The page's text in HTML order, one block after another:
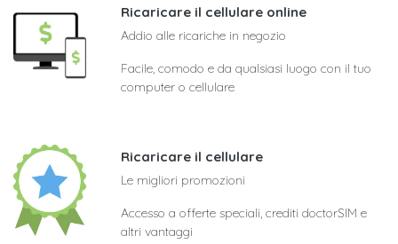
Ricaricare il cellulare online
Addio alle ricariche in negozio
Facile, comodo e da qualsiasi luogo con il tuo
computer o cellulare
Ricaricare il cellulare
Le migliori promozioni
Accesso a offerte speciali, crediti doctorSIM e
altri vantaggi